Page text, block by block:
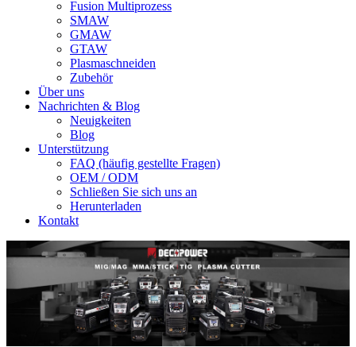
Fusion Multiprozess
SMAW
GMAW
GTAW
Plasmaschneiden
Zubehör
Über uns
Nachrichten & Blog
Neuigkeiten
Blog
Unterstützung
FAQ (häufig gestellte Fragen)
OEM / ODM
Schließen Sie sich uns an
Herunterladen
Kontakt